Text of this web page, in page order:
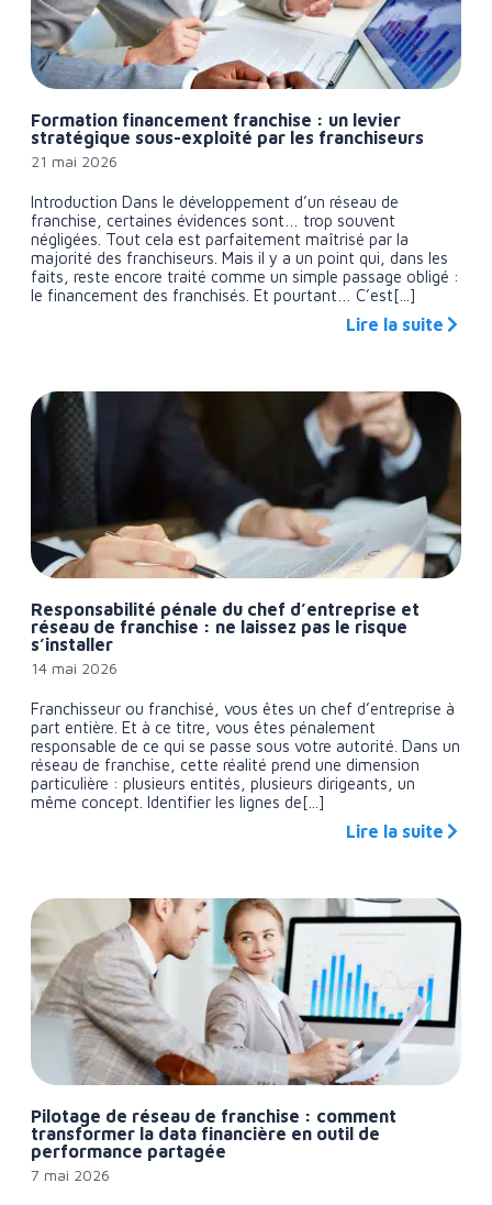
Formation financement franchise : un levier
stratégique sous-exploité par les franchiseurs
21 mai 2026
Introduction Dans le développement d’un réseau de
franchise, certaines évidences sont… trop souvent
négligées. Tout cela est parfaitement maîtrisé par la
majorité des franchiseurs. Mais il y a un point qui, dans les
faits, reste encore traité comme un simple passage obligé :
le financement des franchisés. Et pourtant… C’est[...]
Lire la suite
Responsabilité pénale du chef d’entreprise et
réseau de franchise : ne laissez pas le risque
s’installer
14 mai 2026
Franchisseur ou franchisé, vous êtes un chef d’entreprise à
part entière. Et à ce titre, vous êtes pénalement
responsable de ce qui se passe sous votre autorité. Dans un
réseau de franchise, cette réalité prend une dimension
particulière : plusieurs entités, plusieurs dirigeants, un
même concept. Identifier les lignes de[...]
Lire la suite
Pilotage de réseau de franchise : comment
transformer la data financière en outil de
performance partagée
7 mai 2026